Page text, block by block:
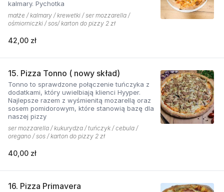
kalmary. Pychotka
małże / kalmary / krewetki / ser mozzarella /
ośmiorniczki / sos/ karton do pizzy 2 zł
42,00 zł
15. Pizza Tonno ( nowy skład)
Tonno to sprawdzone połączenie tuńczyka z
dodatkami, który uwielbiają klienci Hyyper.
Najlepsze razem z wyśmienitą mozarellą oraz
sosem pomidorowym, które stanowią bazę dla
naszej pizzy
ser mozzarella / kukurydza / tuńczyk / cebula /
oregano / sos / karton do pizzy 2 zł
40,00 zł
16. Pizza Primavera